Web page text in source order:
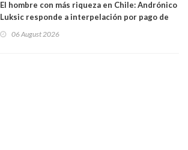
El hombre con más riqueza en Chile: Andrónico
Luksic responde a interpelación por pago de
día que me muera”
06 August 2026